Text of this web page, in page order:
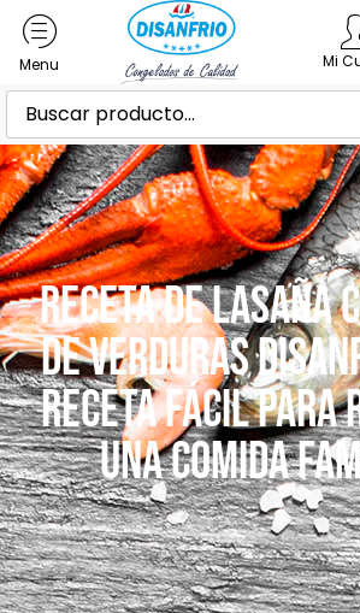
Mi
Receta de lasaña
de verduras
receta fácil para
una comida